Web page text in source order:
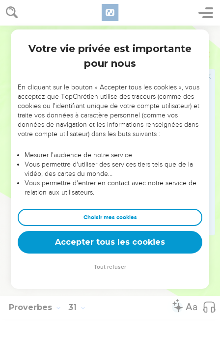
Proverbes 30
pour la servante quand elle hérite de sa maîtresse.
Il y a quatre choses très-petites en la terre qui toutefois
sont bien sages et bien avisées :
Les fourmis, qui sont un peuple faible, et qui néanmoins
préparent durant l'été leur nourriture.
néanmoins font leurs maisons dans les rochers ;
Les sauterelles, qui n'ont point de Roi, et qui toutefois
vont toutes par bandes.
L'araignée, qui saisit [les mouches] avec ses pieds, et qui
Il y a trois choses qui ont un beau marcher, même quatre,
qui ont une belle démarche :
Le lion, qui est le plus fort d'entre les bêtes, et qui ne
tourne point en arrière pour la rencontre de qui que ce soit ;
[Le cheval], qui a les flancs bien troussés ; le bouc ; et le
Roi, devant qui personne ne peut subsister.
Si tu t'es porté follement en t'élevant, et si tu as mal
pensé, mets ta main sur la bouche.
Comme celui qui bat le lait, en fait sortir le beurre ; et celui
Proverbes 31
Votre vie privée est importante
pour nous
En cliquant sur le bouton « Accepter tous les cookies », vous
acceptez que TopChrétien utilise des traceurs (comme des
cookies ou l'identifiant unique de votre compte utilisateur) et
traite vos données à caractère personnel (comme vos
données de navigation et les informations renseignées dans
votre compte utilisateur) dans les buts suivants :
Mesurer l'audience de notre service
Vous permettre d'utiliser des services tiers tels que de la
vidéo, des cartes du monde…
Vous permettre d'entrer en contact avec notre service de
relation aux utilisateurs.
Choisir mes cookies
Accepter tous les cookies
Tout refuser